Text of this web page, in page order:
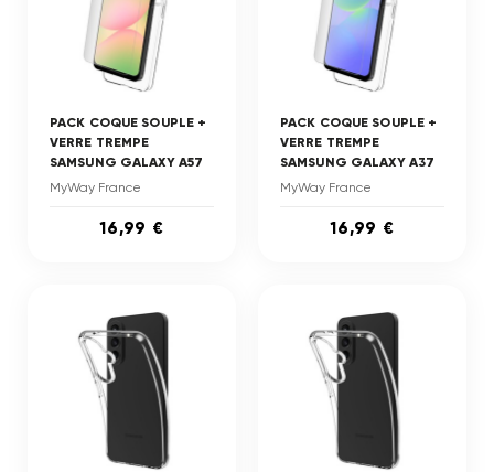
PACK COQUE SOUPLE +
VERRE TREMPE
SAMSUNG GALAXY A57
MyWay France
16,99 €
PACK COQUE SOUPLE +
VERRE TREMPE
SAMSUNG GALAXY A37
MyWay France
16,99 €